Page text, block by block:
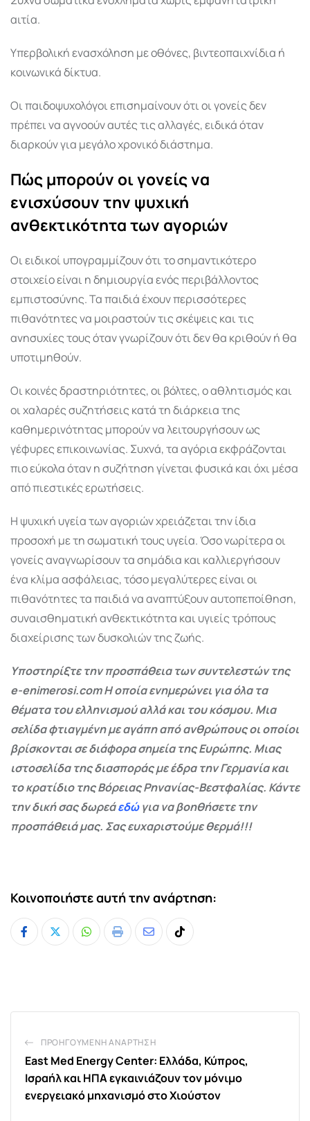
αιτία.
Υπερβολική ενασχόληση με οθόνες, βιντεοπαιχνίδια ή
κοινωνικά δίκτυα.
Οι παιδοψυχολόγοι επισημαίνουν ότι οι γονείς δεν
πρέπει να αγνοούν αυτές τις αλλαγές, ειδικά όταν
διαρκούν για μεγάλο χρονικό διάστημα.
Πώς μπορούν οι γονείς να
ενισχύσουν την ψυχική
ανθεκτικότητα των αγοριών
Οι ειδικοί υπογραμμίζουν ότι το σημαντικότερο
στοιχείο είναι η δημιουργία ενός περιβάλλοντος
εμπιστοσύνης. Τα παιδιά έχουν περισσότερες
πιθανότητες να μοιραστούν τις σκέψεις και τις
ανησυχίες τους όταν γνωρίζουν ότι δεν θα κριθούν ή θα
υποτιμηθούν.
Οι κοινές δραστηριότητες, οι βόλτες, ο αθλητισμός και
οι χαλαρές συζητήσεις κατά τη διάρκεια της
καθημερινότητας μπορούν να λειτουργήσουν ως
γέφυρες επικοινωνίας. Συχνά, τα αγόρια εκφράζονται
πιο εύκολα όταν η συζήτηση γίνεται φυσικά και όχι μέσα
από πιεστικές ερωτήσεις.
Η ψυχική υγεία των αγοριών χρειάζεται την ίδια
προσοχή με τη σωματική τους υγεία. Όσο νωρίτερα οι
γονείς αναγνωρίσουν τα σημάδια και καλλιεργήσουν
ένα κλίμα ασφάλειας, τόσο μεγαλύτερες είναι οι
πιθανότητες τα παιδιά να αναπτύξουν αυτοπεποίθηση,
συναισθηματική ανθεκτικότητα και υγιείς τρόπους
διαχείρισης των δυσκολιών της ζωής.
Υποστηρίξτε την προσπάθεια των συντελεστών της
e-enimerosi.com Η οποία ενημερώνει για όλα τα
θέματα του ελληνισμού αλλά και του κόσμου. Μια
σελίδα φτιαγμένη με αγάπη από ανθρώπους οι οποίοι
βρίσκονται σε διάφορα σημεία της Ευρώπης. Μιας
ιστοσελίδα της διασποράς με έδρα την Γερμανία και
το κρατίδιο της Βόρειας Ρηνανίας-Βεστφαλίας. Κάντε
την δική σας δωρεάεδώγια να βοηθήσετε την
προσπάθειά μας. Σας ευχαριστούμε θερμά!!!
Κοινοποιήστε αυτή την ανάρτηση:
Whatsapp
Print
ShareTiktok
ΠΡΟΗΓΟΎΜΕΝΗ ΑΝΆΡΤΗΣΗ
East Med Energy Center: Ελλάδα, Κύπρος,
Ισραήλ και ΗΠΑ εγκαινιάζουν τον μόνιμο
ενεργειακό μηχανισμό στο Χιούστον